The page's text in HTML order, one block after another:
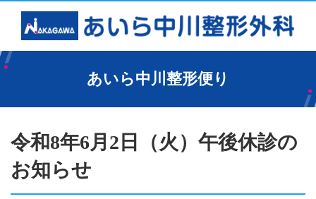
あいら中川整形便り
令和8年6月2日（火）午後休診の
お知らせ